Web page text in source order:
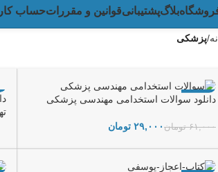
بلاگپشتیبانیقوانین و مقرراتحساب
پزشکی
-52%
دانلود سوالات استخدامی مهندسی پزشکی
۶۱,۰۰۰ تومان۲۹,۰۰۰ تومان